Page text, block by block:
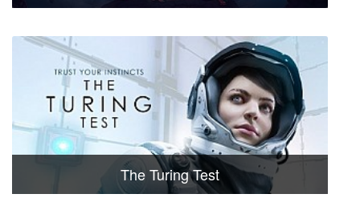
The Turing Test